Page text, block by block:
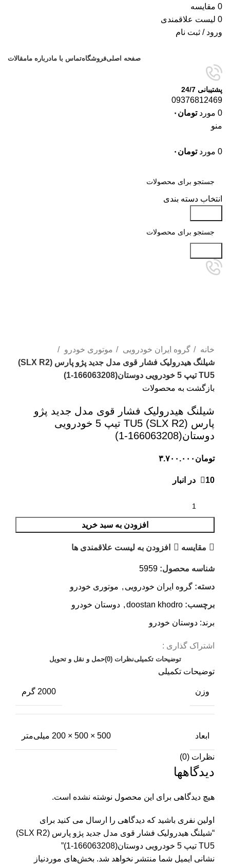
0 مقایسه
0 لیست علاقمندی
ورود / ثبت نام
صفحه اصلیفروشگاهتماس با مادرباره مامقالات
پشتیبانی 24/7
09376812469
0 مورد تومان ۰
منو
0 مورد تومان ۰
انتخاب دسته بندی
خانه گروه ایران خودرویی
موتوری خودرو
شیلنگ هیدرولیک فشار قوی مدل جدید پژو پارس (SLX R2)
TU5 تیپ 5 خودرویی دوستان(166063208-1)
بازگشت به محصولات
شیلنگ هیدرولیک فشار قوی مدل جدید پژو
پارس (SLX R2) TU5 تیپ 5 خودرویی
دوستان(166063208-1)
تومان ۳.۷۰۰.۰۰۰
10 در انبار
افزودن به سبد خرید
مقایسه افزودن به لیست علاقمندی ها
شناسه محصول: 5959
دسته: گروه ایران خودرویی , موتوری خودرو
برچسب: doostan khodro
, دوستان خودرو
برند: دوستان خودرو
اشتراک گذاری :
توضیحات تکمیلینظرات (0) حمل و نقل و تحویل
توضیحات تکمیلی
وزن 2000 گرم
ابعاد 500 × 500 × 200 میلی‌متر
نظرات (0)
دیدگاهها
هیچ دیدگاهی برای این محصول نوشته نشده است.
اولین نفری باشید که دیدگاهی را ارسال می کنید برای
“شیلنگ هیدرولیک فشار قوی مدل جدید پژو پارس (SLX R2)
TU5 تیپ 5 خودرویی دوستان(166063208-1)”
نشانی ایمیل شما منتشر نخواهد شد. بخش‌های موردنیاز